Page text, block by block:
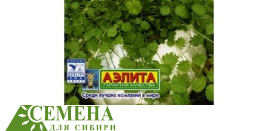
Посадочный материал
Садовый инструмент, инвентарь
Консервирование
Средства защиты, удобрения, добавки, химия
Обустройство сада, декор